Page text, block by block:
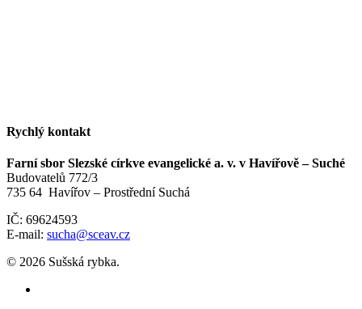
Rychlý kontakt
Farní sbor Slezské církve evangelické a. v. v Havířově – Suché
Budovatelů 772/3
735 64 Havířov – Prostřední Suchá
IČ: 69624593
E-mail: sucha@sceav.cz
© 2026 Sušská rybka.